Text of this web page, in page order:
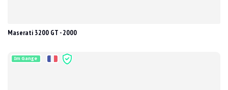
Maserati 3200 GT - 2000
Im Gange